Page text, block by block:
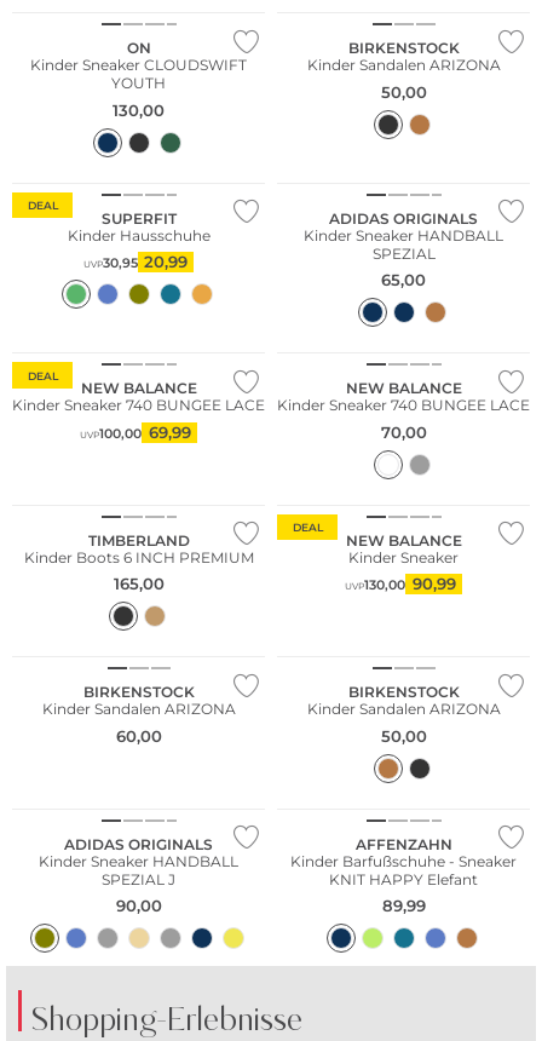
ON
Kinder Sneaker CLOUDSWIFT
YOUTH
130,00
BIRKENSTOCK
Kinder Sandalen ARIZONA
50,00
DEAL
SUPERFIT
Kinder Hausschuhe
UVP30,95 20,99
ADIDAS ORIGINALS
Kinder Sneaker HANDBALL
SPEZIAL
65,00
DEAL
NEW BALANCE
Kinder Sneaker 740 BUNGEE LACE
UVP100,00 69,99
NEW BALANCE
Kinder Sneaker 740 BUNGEE LACE
70,00
TIMBERLAND
Kinder Boots 6 INCH PREMIUM
165,00
DEAL
NEW BALANCE
Kinder Sneaker
UVP130,00 90,99
BIRKENSTOCK
Kinder Sandalen ARIZONA
60,00
BIRKENSTOCK
Kinder Sandalen ARIZONA
50,00
ADIDAS ORIGINALS
Kinder Sneaker HANDBALL
SPEZIAL J
90,00
AFFENZAHN
Kinder Barfußschuhe - Sneaker
KNIT HAPPY Elefant
89,99
Shopping-Erlebnisse